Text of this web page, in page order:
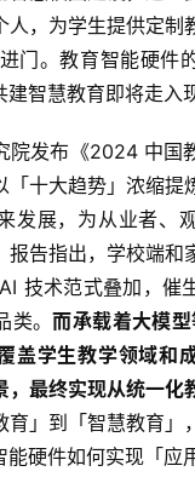
人，为学生提供定制
门。教育智能硬件
智慧教育即将走入
院发布《2024 中国
「十大趋势」浓缩提
发展，为从业者、
报告指出，学校端和
技术范式叠加，催
类。而承载着大模
盖学生教学领域和
，最终实现从统一化
育」到「智慧教育」
硬件如何实现「应